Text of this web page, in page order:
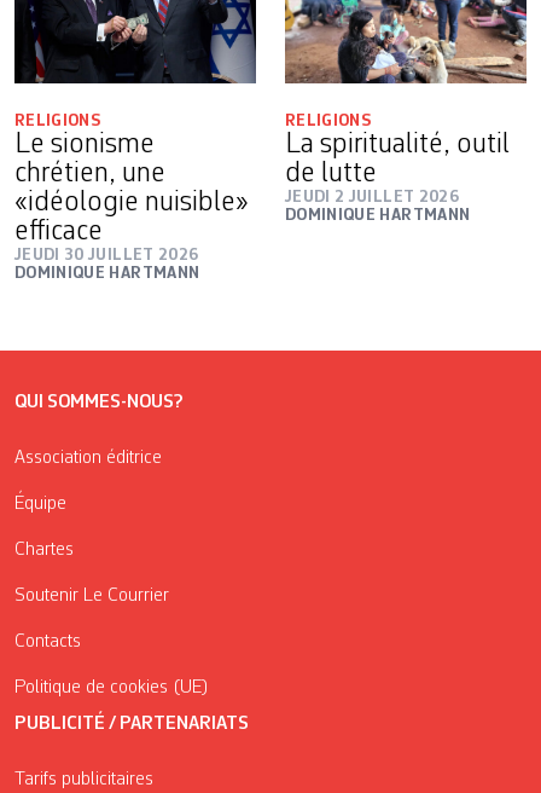
RELIGIONS
Le sionisme
chrétien, une
«idéologie nuisible»
efficace
JEUDI 30 JUILLET 2026
DOMINIQUE HARTMANN
RELIGIONS
La spiritualité, outil
de lutte
JEUDI 2 JUILLET 2026
DOMINIQUE HARTMANN
QUI SOMMES-NOUS?
Association éditrice
Équipe
Chartes
Soutenir Le Courrier
Contacts
Politique de cookies (UE)
PUBLICITÉ / PARTENARIATS
Tarifs publicitaires